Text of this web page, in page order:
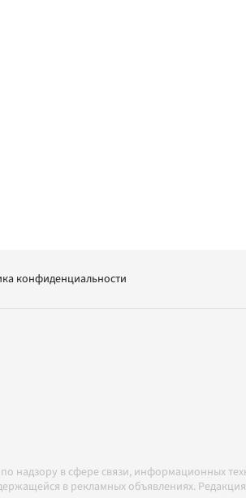
конфиденциальности
надзору в сфере связи, информационных
в рекламных объявлениях.